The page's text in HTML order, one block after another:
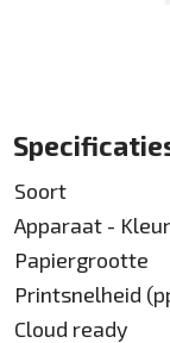
Soort
Apparaat -
Papiergrootte
Printsnelheid
Cloud ready